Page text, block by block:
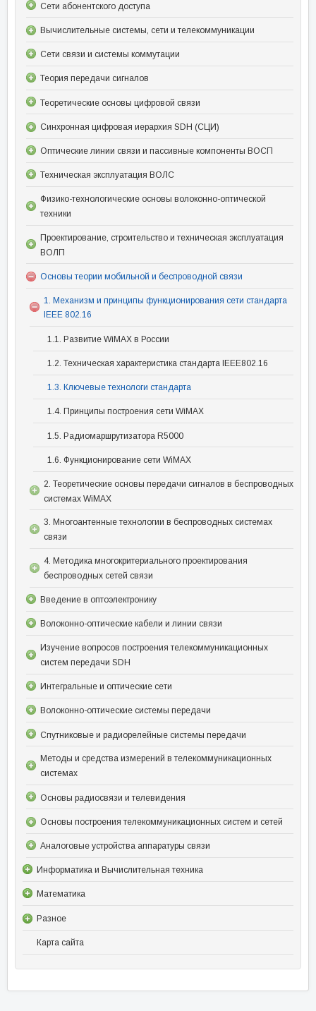
Сети абонентского доступа
Вычислительные системы, сети и телекоммуникации
Сети связи и системы коммутации
Теория передачи сигналов
Теоретические основы цифровой связи
Синхронная цифровая иерархия SDH (СЦИ)
Оптические линии связи и пассивные компоненты ВОСП
Техническая эксплуатация ВОЛС
Физико-технологические основы волоконно-оптической
техники
Проектирование, строительство и техническая эксплуатация
ВОЛП
Основы теории мобильной и беспроводной связи
1. Механизм и принципы функционирования сети стандарта
IEEE 802.16
1.1. Развитие WiMAX в России
1.2. Техническая характеристика стандарта IEEE802.16
1.3. Ключевые технологи стандарта
1.4. Принципы построения сети WiMAX
1.5. Радиомаршрутизатора R5000
1.6. Функционирование сети WiMAX
2. Теоретические основы передачи сигналов в беспроводных
системах WiMAX
3. Многоантенные технологии в беспроводных системах
связи
4. Методика многокритериального проектирования
беспроводных сетей связи
Введение в оптоэлектронику
Волоконно-оптические кабели и линии связи
Изучение вопросов построения телекоммуникационных
систем передачи SDH
Интегральные и оптические сети
Волоконно-оптические системы передачи
Спутниковые и радиорелейные системы передачи
Методы и средства измерений в телекоммуникационных
системах
Основы радиосвязи и телевидения
Основы построения телекоммуникационных систем и сетей
Аналоговые устройства аппаратуры связи
Информатика и Вычислительная техника
Математика
Разное
Карта сайта